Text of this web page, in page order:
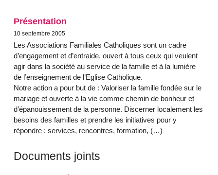
Présentation
10 septembre 2005
Les Associations Familiales Catholiques sont un cadre
d’engagement et d’entraide, ouvert à tous ceux qui veulent
agir dans la société au service de la famille et à la lumière
de l’enseignement de l’Eglise Catholique.
Notre action a pour but de : Valoriser la famille fondée sur le
mariage et ouverte à la vie comme chemin de bonheur et
d’épanouissement de la personne. Discerner localement les
besoins des familles et prendre les initiatives pour y
répondre : services, rencontres, formation, (…)
Documents joints